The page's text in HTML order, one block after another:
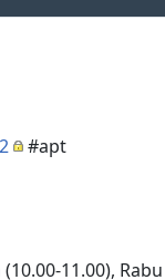
#apt
11.00),